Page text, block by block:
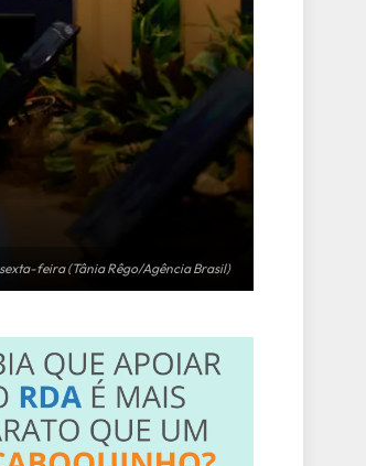
feira (Tânia Rêgo/Agência Brasil)